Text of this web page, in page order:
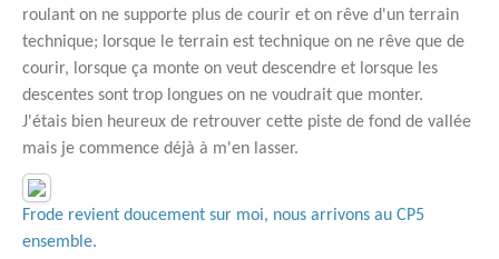
roulant on ne supporte plus de courir et on rêve d'un terrain
technique; lorsque le terrain est technique on ne rêve que de
courir, lorsque ça monte on veut descendre et lorsque les
descentes sont trop longues on ne voudrait que monter.
J'étais bien heureux de retrouver cette piste de fond de vallée
mais je commence déjà à m'en lasser.
Frode revient doucement sur moi, nous arrivons au CP5
ensemble.